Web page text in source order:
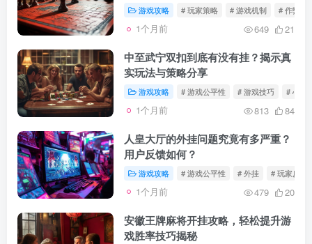
游戏攻略 # 玩家策略 # 游戏机制 # 作弊
1个月前 649 21
中至武宁双扣到底有没有挂？揭示真
实玩法与策略分享
游戏攻略 # 游戏公平性 # 游戏技巧 # 心态
1个月前 813 84
人皇大厅的外挂问题究竟有多严重？
用户反馈如何？
游戏攻略 # 游戏公平性 # 外挂 # 玩家反馈
1个月前 479 20
安徽王牌麻将开挂攻略，轻松提升游
戏胜率技巧揭秘